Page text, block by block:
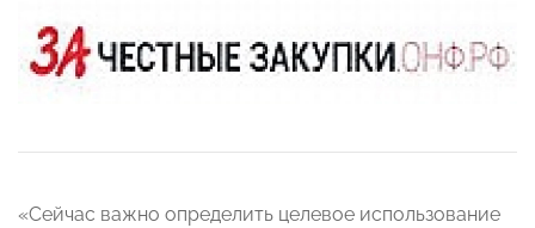
«Сейчас важно определить целевое использование